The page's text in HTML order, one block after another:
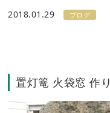
2018.01.29 ブログ
置灯篭 火袋窓 作り